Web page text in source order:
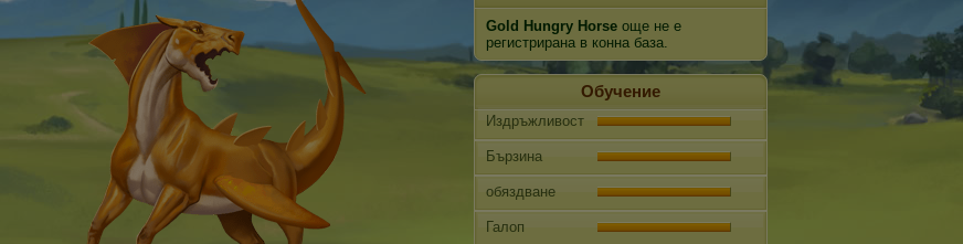
Gold Hungry Horse още не е
регистрирана в конна база.
Обучение
Издръжливост
Бързина
обяздване
Галоп